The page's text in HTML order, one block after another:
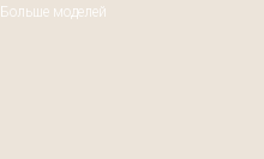
Больше моделей